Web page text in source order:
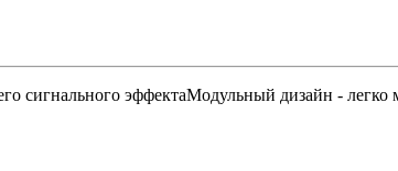
сигнального эффектаМодульный дизайн - легко